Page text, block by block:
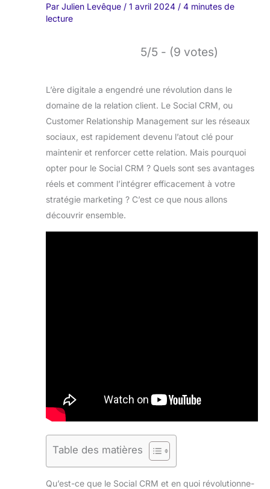
Par Julien Levêque / 1 avril 2024 / 4 minutes de
lecture
5/5 - (9 votes)
L’ère digitale a engendré une révolution dans le
domaine de la relation client. Le Social CRM, ou
Customer Relationship Management sur les réseaux
sociaux, est rapidement devenu l’atout clé pour
maintenir et renforcer cette relation. Mais pourquoi
opter pour le Social CRM ? Quels sont ses avantages
réels et comment l’intégrer efficacement à votre
stratégie marketing ? C’est ce que nous allons
découvrir ensemble.
Table des matières
Qu’est-ce que le Social CRM et en quoi révolutionne-